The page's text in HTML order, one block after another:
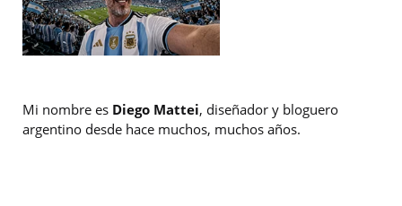
Mi nombre es Diego Mattei, diseñador y bloguero
argentino desde hace muchos, muchos años.